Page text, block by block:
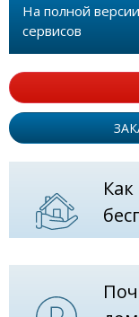
На полной
сервисов